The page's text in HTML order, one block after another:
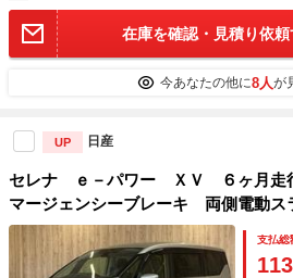
在庫を確認・見積り依頼
今あなたの他に8人が
UP 日産
セレナ ｅ－パワー ＸＶ ６ヶ月走
マージェンシーブレーキ 両側電動
ロール コーナーセンサー 純正ＳＤ
ルミ ＥＴＣ オートエアコン バッ
支払総